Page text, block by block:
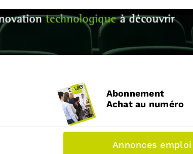
Abonnement
Achat au numéro
Annonces emploi